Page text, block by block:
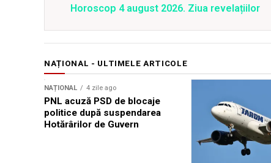
Horoscop 4 august 2026. Ziua revelațiilor
NAȚIONAL - ULTIMELE ARTICOLE
NAȚIONAL 4 zile ago
PNL acuză PSD de blocaje
politice după suspendarea
Hotărârilor de Guvern